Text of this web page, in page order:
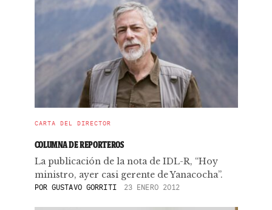
CARTA DEL DIRECTOR
COLUMNA DE REPORTEROS
La publicación de la nota de IDL-R, “Hoy
ministro, ayer casi gerente de Yanacocha”.
POR GUSTAVO GORRITI 23 ENERO 2012